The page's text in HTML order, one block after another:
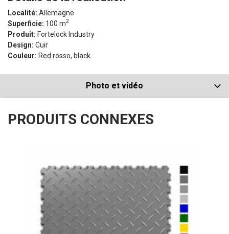
Localité: Allemagne
Superficie: 100 m2
Produit: Fortelock Industry
Design: Cuir
Couleur: Red rosso, black
Photo et vidéo
PRODUITS CONNEXES